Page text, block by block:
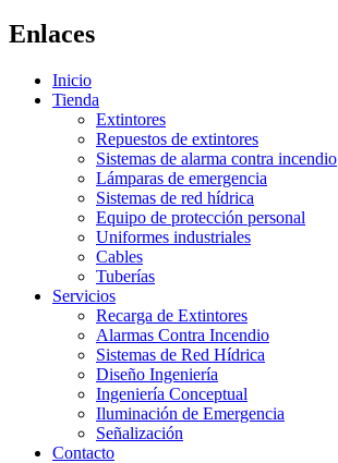
Enlaces
Inicio
Tienda
Extintores
Repuestos de extintores
Sistemas de alarma contra incendio
Lámparas de emergencia
Sistemas de red hídrica
Equipo de protección personal
Uniformes industriales
Cables
Tuberías
Servicios
Recarga de Extintores
Alarmas Contra Incendio
Sistemas de Red Hídrica
Diseño Ingeniería
Ingeniería Conceptual
Iluminación de Emergencia
Señalización
Contacto